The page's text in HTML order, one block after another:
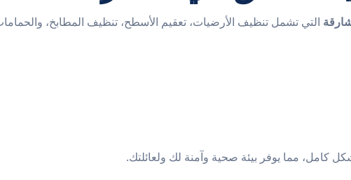
التي تشمل تنظيف الأرضيات، تعقيم الأسطح، تنظيف المطابخ،
كامل، مما يوفر بيئة صحية وآمنة لك ولعائلتك.